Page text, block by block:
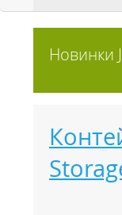
Новинки